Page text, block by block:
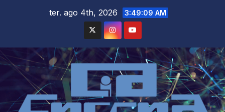
ter. ago 4th, 2026 3:49:10 AM